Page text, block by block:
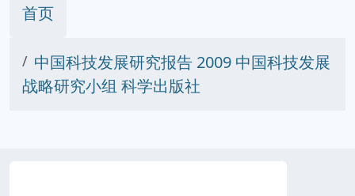
首页
中国科技发展研究报告 2009 中国科技发展
战略研究小组 科学出版社